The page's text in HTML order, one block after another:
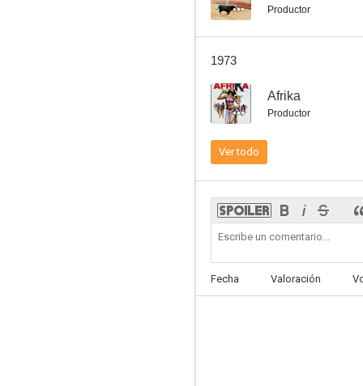
Productor
1973
-- Afrika
Productor
Ver todo
Fecha Valoración